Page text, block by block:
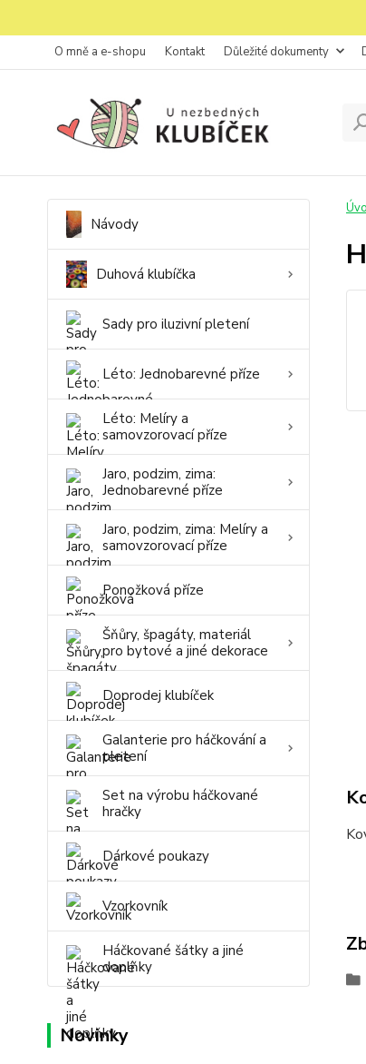
O mně a e-shopu Kontakt Důležité dokumenty
Návody
Duhová klubíčka
Sady pro iluzivní pletení
Léto: Jednobarevné příze
Léto: Melíry a
samovzorovací příze
Jaro, podzim, zima:
Jednobarevné příze
Jaro, podzim, zima: Melíry a
samovzorovací příze
Ponožková příze
Šňůry, špagáty, materiál
pro bytové a jiné dekorace
Doprodej klubíček
Galanterie pro háčkování a
pletení
Set na výrobu háčkované
hračky
Dárkové poukazy
Vzorkovník
Háčkované šátky a jiné
doplňky
Novinky